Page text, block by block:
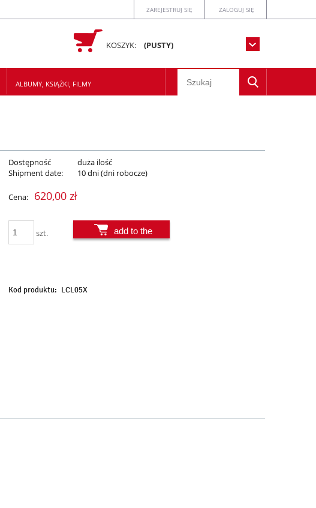
ZAREJESTRUJ SIĘ ZALOGUJ SIĘ
KOSZYK: (PUSTY)
ALBUMY, KSIĄŻKI, FILMY
Dostępność
duża ilość
Shipment date:
10 dni (dni robocze)
Cena: 620,00 zł
szt.
add to the
Kod produktu: LCL05X